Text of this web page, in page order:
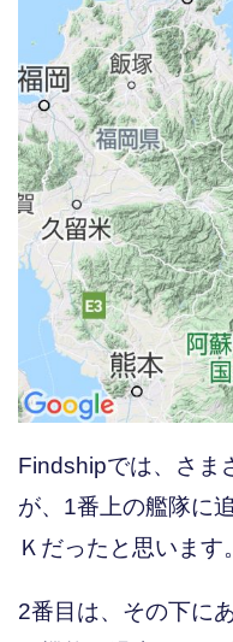
Findshipでは、さま
が、1番上の艦隊に
Ｋだったと思います。
2番目は、その下に